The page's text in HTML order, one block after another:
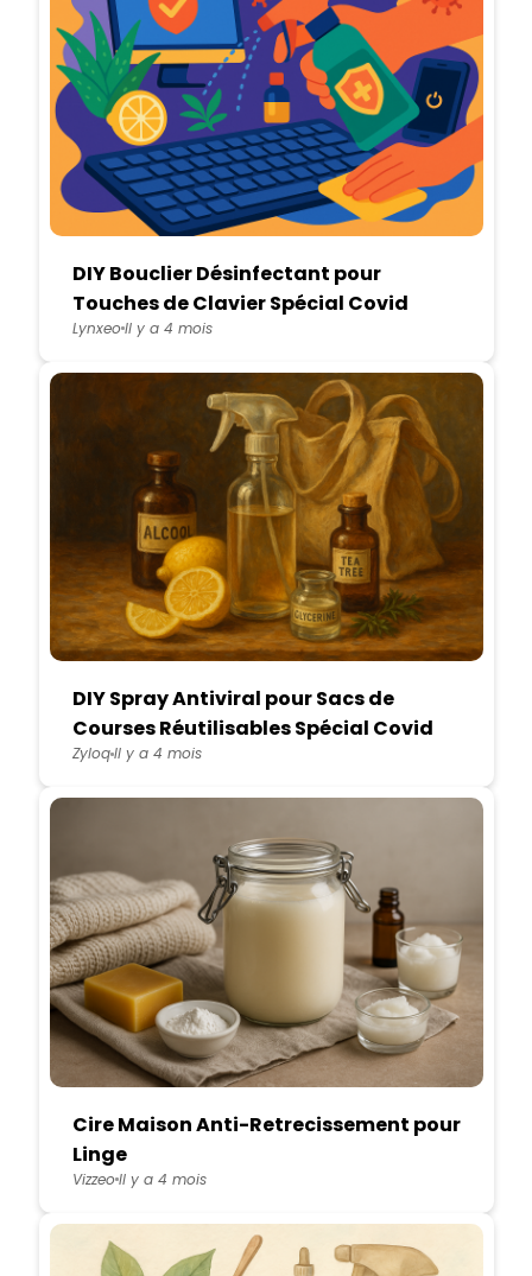
DIY Bouclier Désinfectant pour
Touches de Clavier Spécial Covid
LynxeoIl y a 4 mois
DIY Spray Antiviral pour Sacs de
Courses Réutilisables Spécial Covid
ZyloqIl y a 4 mois
Cire Maison Anti-Retrecissement pour
Linge
VizzeoIl y a 4 mois